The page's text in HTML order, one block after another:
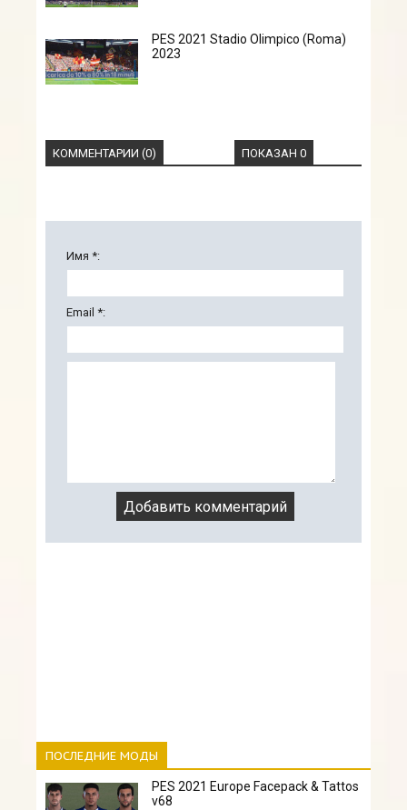
PES 2021 Stadio Olimpico (Roma)
2023
КОММЕНТАРИИ (0) ПОКАЗАН 0
Имя *:
Email *:
ПОСЛЕДНИЕ МОДЫ
PES 2021 Europe Facepack & Tattos
v68